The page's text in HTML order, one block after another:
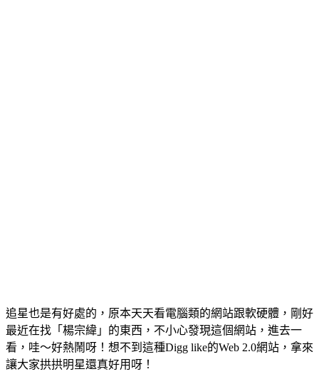
追星也是有好處的，原本天天看電腦類的網站跟軟硬體，剛好
最近在找「楊宗緯」的東西，不小心發現這個網站，進去一
看，哇～好熱鬧呀！想不到這種Digg like的Web 2.0網站，拿來
讓大家拱拱明星還真好用呀！